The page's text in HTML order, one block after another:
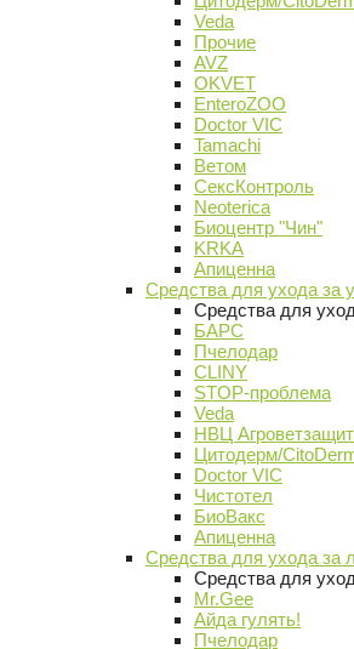
Veda
Прочие
AVZ
OKVET
EnteroZOO
Doctor VIC
Tamachi
Ветом
СексКонтроль
Neoterica
Биоцентр "Чин"
KRKA
Апиценна
Средства для ухода за
Средства для
БАРС
Пчелодар
CLINY
STOP-проблема
Veda
НВЦ
Цитодерм/
Doctor VIC
Чистотел
БиоВакс
Апиценна
Средства для ухода за
Средства для
Mr.Gee
Айда гулять!
Пчелодар